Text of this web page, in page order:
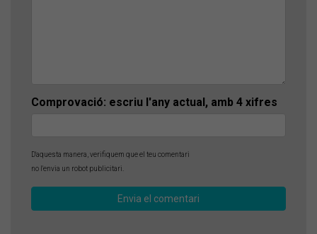
Comprovació: escriu l'any actual, amb 4 xifres
D'aquesta manera, verifiquem que el teu comentari
no l'envia un robot publicitari.